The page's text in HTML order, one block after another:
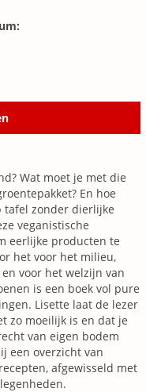
Wat moet je met die
En hoe
tafel zonder dierlijke
veganistische
eerlijke producten te
het voor het milieu,
voor het welzijn van
is een boek vol pure
Lisette laat de lezer
zo moeilijk is en dat je
van eigen bodem
een overzicht van
afgewisseld met